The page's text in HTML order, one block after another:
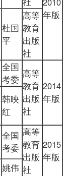
年版
杜国
平
高等
教育
出版
社
全国
考委 高等
教育
出版
社
2014
年版
韩映
红
全国
考委
高等
教育
出版
社
2015
年版
姚伟